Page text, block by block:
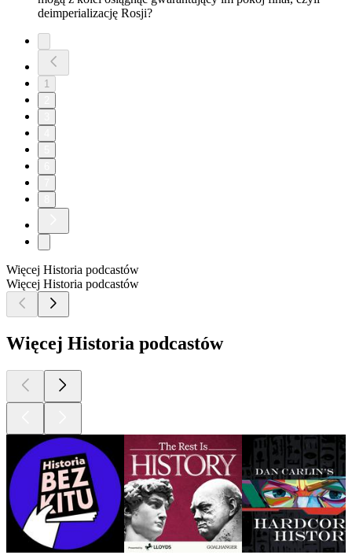
deimperializację Rosji?
1
Więcej Historia podcastów
Więcej Historia podcastów
Więcej Historia podcastów